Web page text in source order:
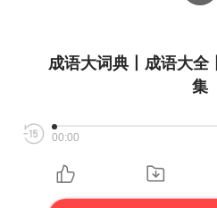
成语大词典丨成语大全
集
00:00